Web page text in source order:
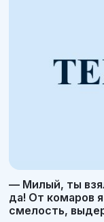
— Милый, ты
да! От комаров
смелость,